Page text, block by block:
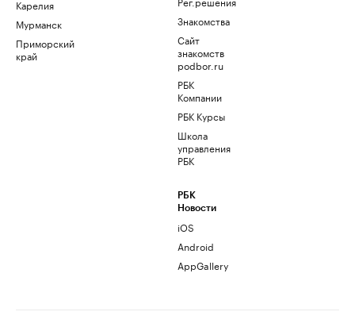
Карелия
Мурманск
Приморский
край
Знакомства
Сайт
знакомств
podbor.ru
РБК
Компании
РБК Курсы
Школа
управления
РБК
РБК
Новости
iOS
Android
AppGallery